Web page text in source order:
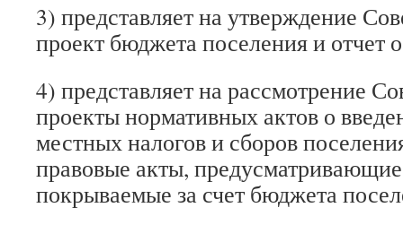
3) представляет на утверждение
проект бюджета поселения и отчет
4) представляет на рассмотрение
проекты нормативных актов о
местных налогов и сборов
правовые акты,
покрываемые за счет бюджета